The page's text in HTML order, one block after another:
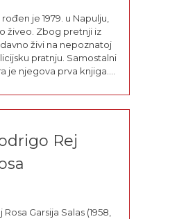
je 1979. u Napulju,
živeo. Zbog pretnji iz
živi na nepoznatoj
pratnju. Samostalni
je njegova prva knjiga.
Rej
Garsija Salas (1958,